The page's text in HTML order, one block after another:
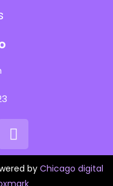
by Chicago digital